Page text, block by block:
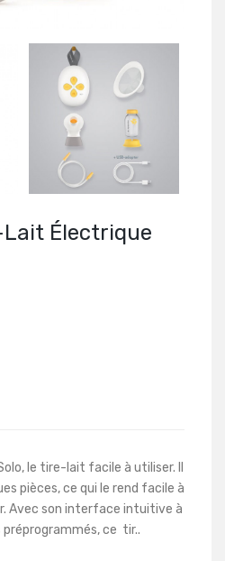
Électrique
le tire-lait facile à utiliser. Il
pièces, ce qui le rend facile à
Avec son interface intuitive à
ce tir..